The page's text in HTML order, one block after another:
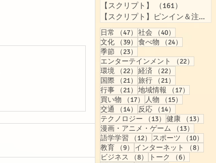
【スクリプト】
（161）
【スクリプト】ピンイン＆注音付き
日常 （47） 47件の記事
社会 （40）
文化
（39） 39件の記事
食べ物 （24）
季節
（23）
エンターテインメント
（22）
環境
（22） 22件の記事
経済 （22）
国際
（21） 21件の記事
旅行 （21）
行事
（21） 21件の記事
地域情報 （17）
買い物
（17） 17件の記事
人物 （15）
交通
（14） 14件の記事
反応 （14）
テクノロジー
（13） 13件の記事
健康 （13）
漫画・アニメ・ゲーム
（13）
語学学習
（12） 12件の記事
スポーツ （10）
教育
（9） 9件の記事
インターネット （8）
ビジネス
（8） 8件の記事
トーク （6）